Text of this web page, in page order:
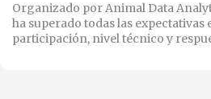
Organizado por Animal Data
ha superado todas las expectativas
participación, nivel técnico y